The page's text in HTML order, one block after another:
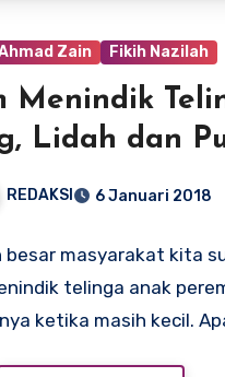
Zain Fikih Nazilah
Menindik
Lidah dan
REDAKSI 6 Januari 2018
besar masyarakat kita
telinga anak
ketika masih kecil.